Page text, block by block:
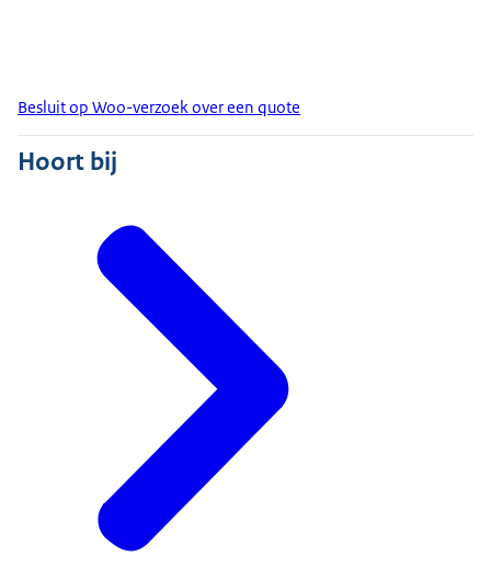
Besluit op Woo-verzoek over een quote
Hoort bij